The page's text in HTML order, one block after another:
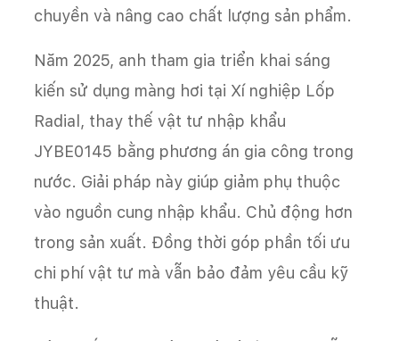
chuyền và nâng cao chất lượng sản phẩm.
Năm 2025, anh tham gia triển khai sáng
kiến sử dụng màng hơi tại Xí nghiệp Lốp
Radial, thay thế vật tư nhập khẩu
JYBE0145 bằng phương án gia công trong
nước. Giải pháp này giúp giảm phụ thuộc
vào nguồn cung nhập khẩu. Chủ động hơn
trong sản xuất. Đồng thời góp phần tối ưu
chi phí vật tư mà vẫn bảo đảm yêu cầu kỹ
thuật.